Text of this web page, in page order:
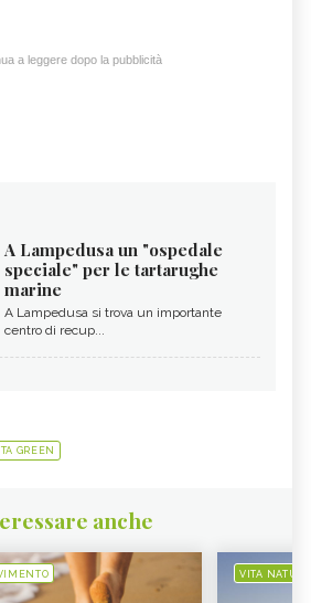
a leggere dopo la pubblicità
A Lampedusa un "ospedale
speciale" per le tartarughe
marine
A Lampedusa si trova un importante
centro di recup...
GREEN
anche
VITA